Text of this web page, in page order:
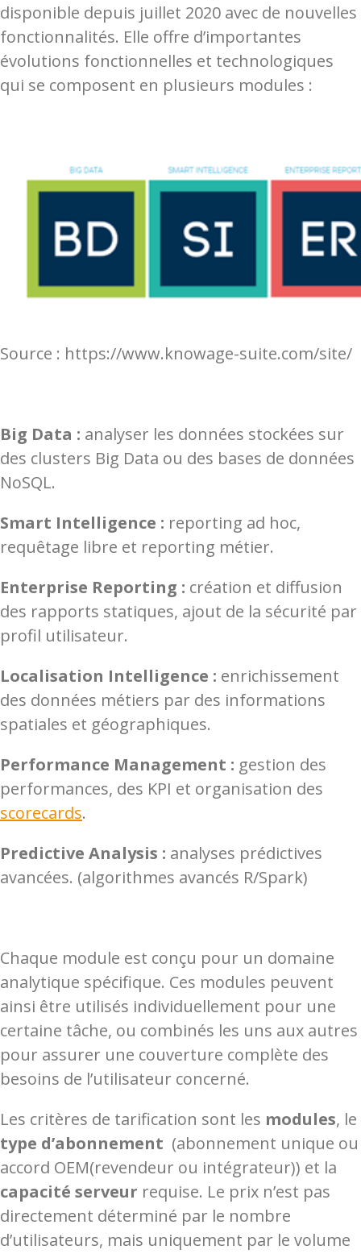
disponible depuis juillet 2020 avec de nouvelles
fonctionnalités. Elle offre d’importantes
évolutions fonctionnelles et technologiques
qui se composent en plusieurs modules :
Source : https://www.knowage-suite.com/site/
Big Data : analyser les données stockées sur
des clusters Big Data ou des bases de données
NoSQL.
Smart Intelligence : reporting ad hoc,
requêtage libre et reporting métier.
Enterprise Reporting : création et diffusion
des rapports statiques, ajout de la sécurité par
profil utilisateur.
Localisation Intelligence : enrichissement
des données métiers par des informations
spatiales et géographiques.
Performance Management : gestion des
performances, des KPI et organisation des
scorecards.
Predictive Analysis : analyses prédictives
avancées. (algorithmes avancés R/Spark)
Chaque module est conçu pour un domaine
analytique spécifique. Ces modules peuvent
ainsi être utilisés individuellement pour une
certaine tâche, ou combinés les uns aux autres
pour assurer une couverture complète des
besoins de l’utilisateur concerné.
Les critères de tarification sont les modules, le
type d’abonnement (abonnement unique ou
accord OEM(revendeur ou intégrateur)) et la
capacité serveur requise. Le prix n’est pas
directement déterminé par le nombre
d’utilisateurs, mais uniquement par le volume